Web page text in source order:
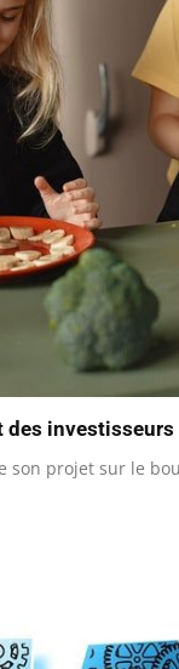
des investisseurs
son projet sur le